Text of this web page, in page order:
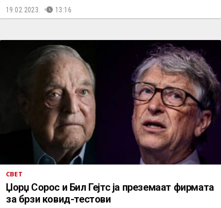
19.02.2023. 13:16
СВЕТ
Џорџ Сорос и Бил Гејтс ја преземаат фирмата
за брзи ковид-тестови